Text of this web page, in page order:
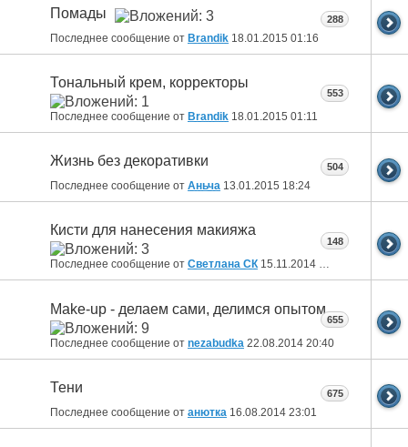
Помады
Последнее сообщение от Brandik 18.01.2015 01:16
288
Тональный крем, корректоры
Последнее сообщение от Brandik 18.01.2015 01:11
553
Жизнь без декоративки
Последнее сообщение от Аньча 13.01.2015 18:24
504
Кисти для нанесения макияжа
Последнее сообщение от Светлана СК 15.11.2014 17:22
148
Make-up - делаем сами, делимся опытом
Последнее сообщение от nezabudka 22.08.2014 20:40
655
Тени
Последнее сообщение от анютка 16.08.2014 23:01
675